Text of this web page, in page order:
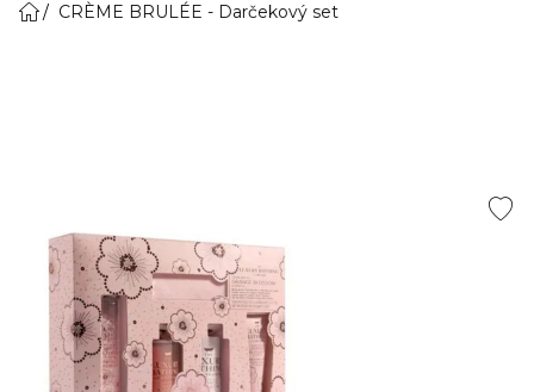
CRÈME BRULÉE - Darčekový set